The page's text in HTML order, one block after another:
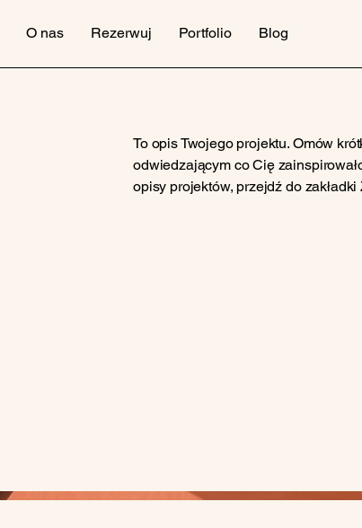
O nas Rezerwuj Portfolio Blog
To opis Twojego projektu. Omów
odwiedzającym co Cię
opisy projektów, przejdź do